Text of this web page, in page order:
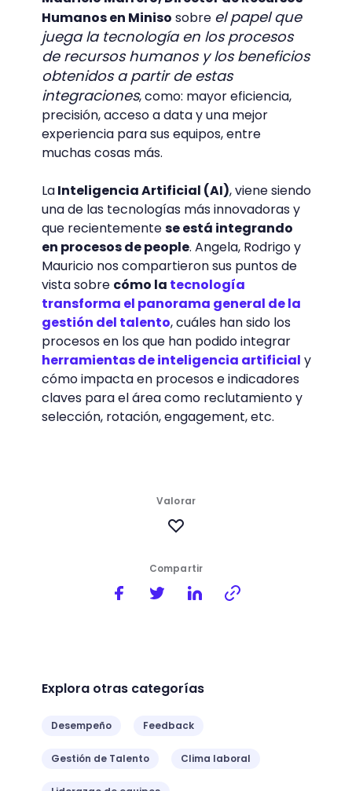
Humanos en Miniso sobre el papel que
juega la tecnología en los procesos
de recursos humanos y los beneficios
obtenidos a partir de estas
integraciones, como: mayor eficiencia,
precisión, acceso a data y una mejor
experiencia para sus equipos, entre
muchas cosas más.
LaInteligencia Artificial (AI), viene siendo
una de las tecnologías más innovadoras y
que recientementese está integrando
en procesos de people. Angela, Rodrigo y
Mauricio nos compartieron sus puntos de
vista sobre cómo la tecnología
transforma el panorama general de la
gestión del talento, cuáles han sido los
procesos en los que han podido integrar
herramientas de inteligencia artificial y
cómo impacta en procesos e indicadores
claves para el área como reclutamiento y
selección, rotación, engagement, etc.
Compartir
Valorar
Explora otras categorías
Desempeño Feedback
Gestión de Talento Clima laboral